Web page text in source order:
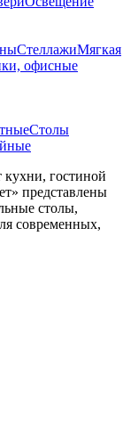
СтеллажиМягкая
офисные
Столы
гостиной
представлены
столы,
современных,